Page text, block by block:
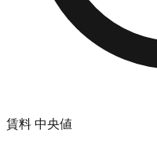
賃料 中央値